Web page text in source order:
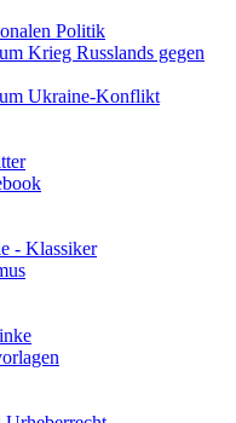
Politik
Krieg Russlands gegen
Ukraine-Konflikt
- Klassiker